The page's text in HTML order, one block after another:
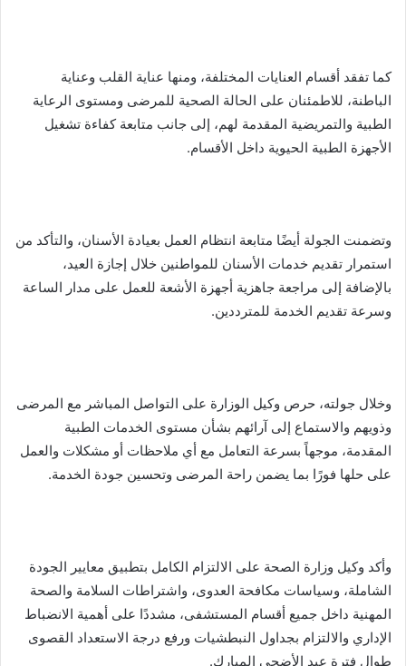
كما تفقد أقسام العنايات المختلفة، ومنها عناية القلب وعناية
الباطنة، للاطمئنان على الحالة الصحية للمرضى ومستوى الرعاية
الطبية والتمريضية المقدمة لهم، إلى جانب متابعة كفاءة تشغيل
الأجهزة الطبية الحيوية داخل الأقسام.
وتضمنت الجولة أيضًا متابعة انتظام العمل بعيادة الأسنان، والتأكد من
استمرار تقديم خدمات الأسنان للمواطنين خلال إجازة العيد،
بالإضافة إلى مراجعة جاهزية أجهزة الأشعة للعمل على مدار الساعة
وسرعة تقديم الخدمة للمترددين.
وخلال جولته، حرص وكيل الوزارة على التواصل المباشر مع المرضى
وذويهم والاستماع إلى آرائهم بشأن مستوى الخدمات الطبية
المقدمة، موجهاً بسرعة التعامل مع أي ملاحظات أو مشكلات والعمل
على حلها فورًا بما يضمن راحة المرضى وتحسين جودة الخدمة.
وأكد وكيل وزارة الصحة على الالتزام الكامل بتطبيق معايير الجودة
الشاملة، وسياسات مكافحة العدوى، واشتراطات السلامة والصحة
المهنية داخل جميع أقسام المستشفى، مشددًا على أهمية الانضباط
الإداري والالتزام بجداول النبطشيات ورفع درجة الاستعداد القصوى
طوال فترة عيد الأضحى المبارك.